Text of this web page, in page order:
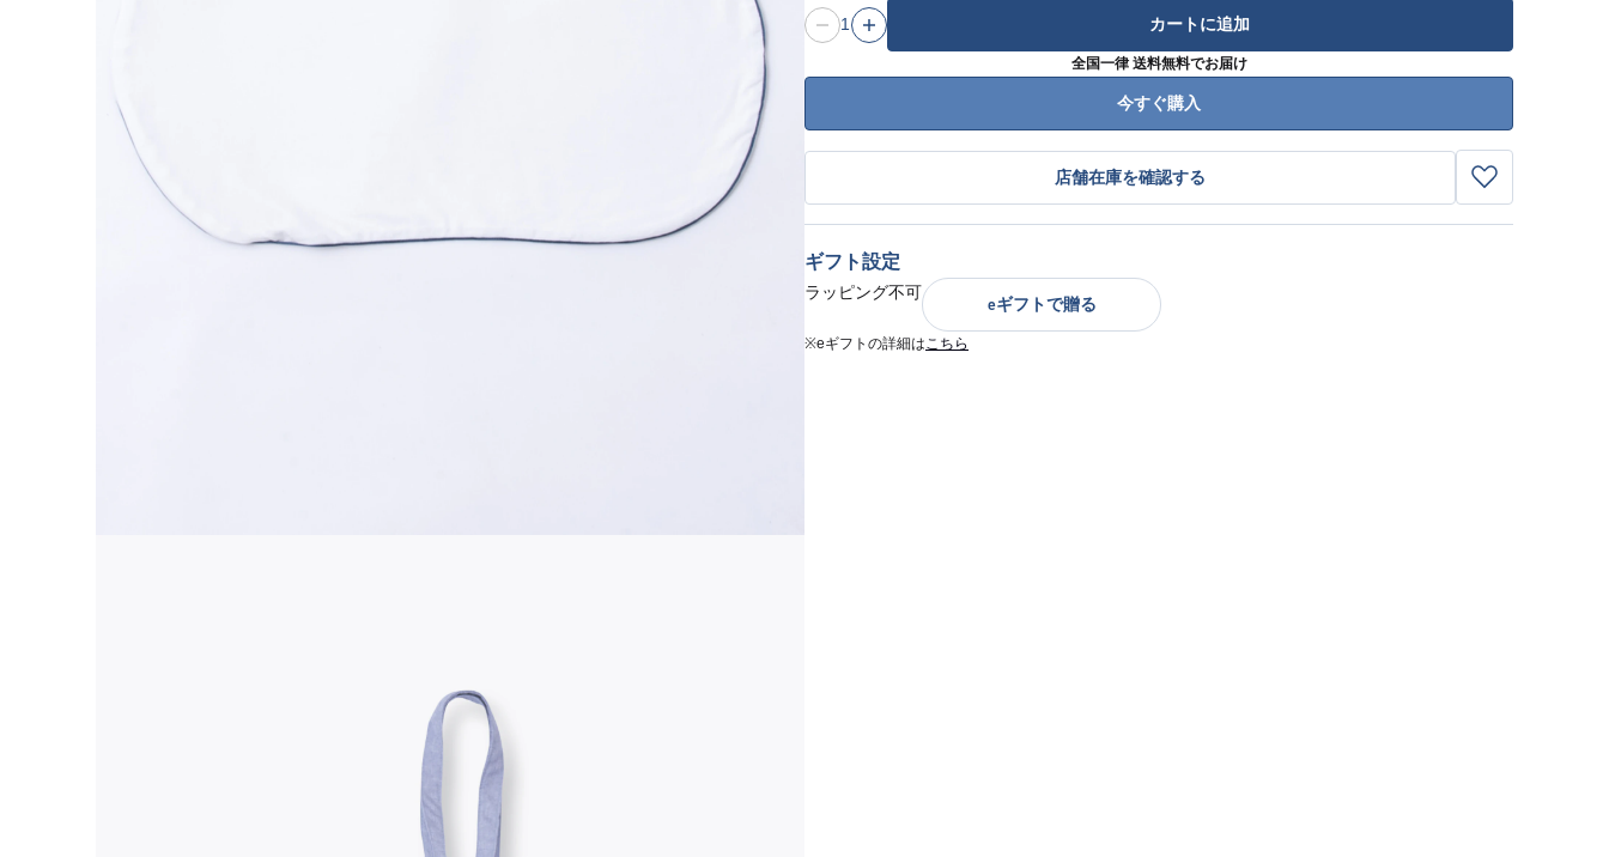
1 カートに追加
全国一律 送料無料でお届け
今すぐ購入
店舗在庫を確認する
ギフト設定
ラッピング不可
eギフトで贈る
※eギフトの詳細はこちら